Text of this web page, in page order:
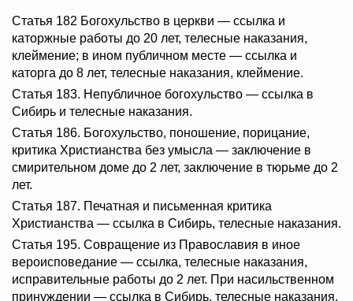
Статья 182 Богохульство в церкви — ссылка и
каторжные работы до 20 лет, телесные наказания,
клеймение; в ином публичном месте — ссылка и
каторга до 8 лет, телесные наказания, клеймение.
Статья 183. Непубличное богохульство — ссылка в
Сибирь и телесные наказания.
Статья 186. Богохульство, поношение, порицание,
критика Христианства без умысла — заключение в
смирительном доме до 2 лет, заключение в тюрьме до 2
лет.
Статья 187. Печатная и письменная критика
Христианства — ссылка в Сибирь, телесные наказания.
Статья 195. Совращение из Православия в иное
вероисповедание — ссылка, телесные наказания,
исправительные работы до 2 лет. При насильственном
принуждении — ссылка в Сибирь, телесные наказания.